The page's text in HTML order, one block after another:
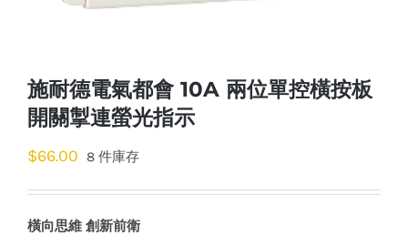
施耐德電氣都會 10A 兩位單控橫按板
開關掣連螢光指示
$66.00 8 件庫存
橫向思維 創新前衛